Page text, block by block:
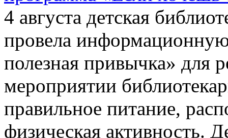
4 августа детская
провела
полезная привычка»
мероприятии
правильное питание,
физическая активность.